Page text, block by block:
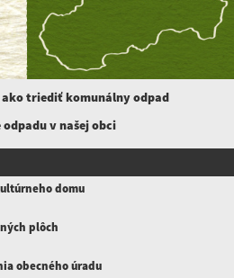
ako triediť komunálnyodpad
odpadu v našej obci
domu
plôch
obecného úradu